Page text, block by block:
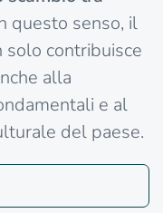
questo senso, il
contribuisce
alla
e al
del paese.